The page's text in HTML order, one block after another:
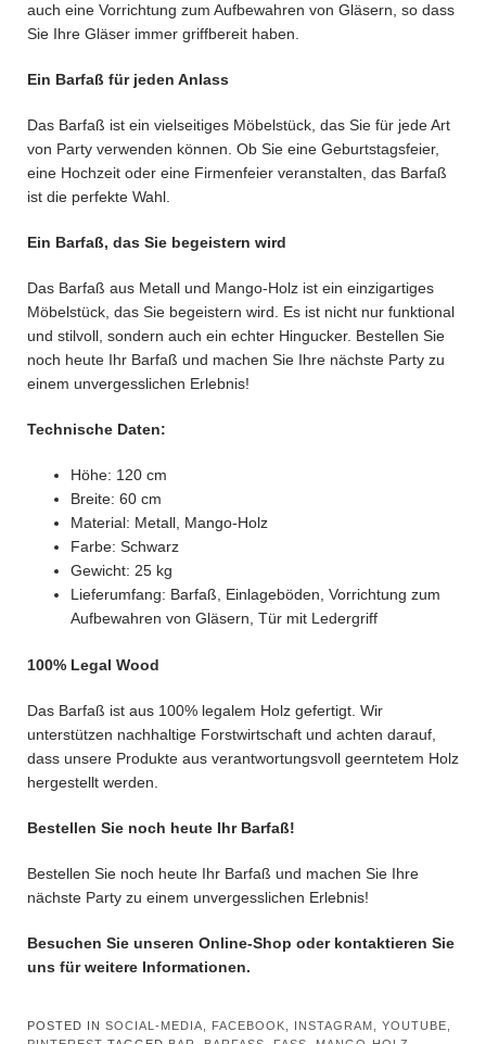
auch eine Vorrichtung zum Aufbewahren von Gläsern, so dass
Sie Ihre Gläser immer griffbereit haben.
Ein Barfaß für jeden Anlass
Das Barfaß ist ein vielseitiges Möbelstück, das Sie für jede Art
von Party verwenden können. Ob Sie eine Geburtstagsfeier,
eine Hochzeit oder eine Firmenfeier veranstalten, das Barfaß
ist die perfekte Wahl.
Ein Barfaß, das Sie begeistern wird
Das Barfaß aus Metall und Mango-Holz ist ein einzigartiges
Möbelstück, das Sie begeistern wird. Es ist nicht nur funktional
und stilvoll, sondern auch ein echter Hingucker. Bestellen Sie
noch heute Ihr Barfaß und machen Sie Ihre nächste Party zu
einem unvergesslichen Erlebnis!
Technische Daten:
Höhe: 120 cm
Breite: 60 cm
Material: Metall, Mango-Holz
Farbe: Schwarz
Gewicht: 25 kg
Lieferumfang: Barfaß, Einlageböden, Vorrichtung zum
Aufbewahren von Gläsern, Tür mit Ledergriff
100% Legal Wood
Das Barfaß ist aus 100% legalem Holz gefertigt. Wir
unterstützen nachhaltige Forstwirtschaft und achten darauf,
dass unsere Produkte aus verantwortungsvoll geerntetem Holz
hergestellt werden.
Bestellen Sie noch heute Ihr Barfaß!
Bestellen Sie noch heute Ihr Barfaß und machen Sie Ihre
nächste Party zu einem unvergesslichen Erlebnis!
Besuchen Sie unseren Online-Shop oder kontaktieren Sie
uns für weitere Informationen.
POSTED IN SOCIAL-MEDIA, FACEBOOK, INSTAGRAM, YOUTUBE,